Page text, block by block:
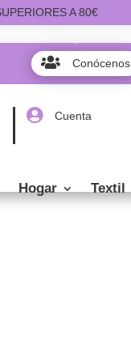
A 80€
 Conócenos
 Cuenta
Hogar Textil